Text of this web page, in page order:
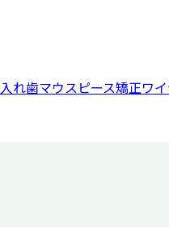
入れ歯マウスピース矯正ワ